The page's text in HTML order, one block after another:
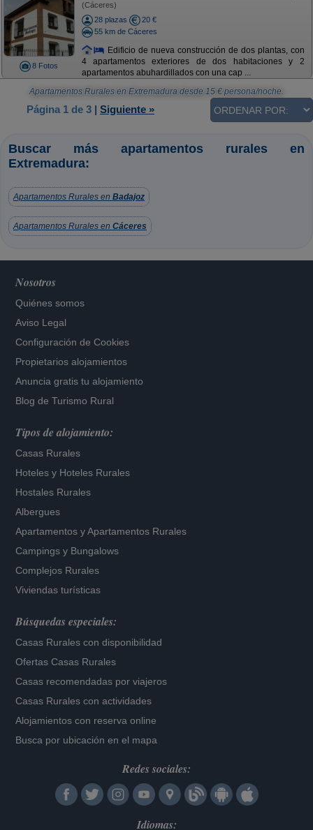
8 Fotos
(Cáceres)
28 plazas
20 €
55 km de Cáceres
Edificio de nueva construcción de dos plantas, con
4 apartamentos exteriores de dos habitaciones y 2
apartamentos abuhardillados con una cap ...
Apartamentos Rurales en Extremadura desde 15 € persona/noche.
Página 1 de 3 | Siguiente »
Buscar más apartamentos rurales en
Extremadura:
Apartamentos Rurales en Badajoz
Apartamentos Rurales en Cáceres
Nosotros
Quiénes somos
Aviso Legal
Configuración de Cookies
Propietarios alojamientos
Anuncia gratis tu alojamiento
Blog de Turismo Rural
Tipos de alojamiento:
Casas Rurales
Hoteles y Hoteles Rurales
Hostales Rurales
Albergues
Apartamentos yApartamentos Rurales
Campings y Bungalows
Complejos Rurales
Viviendas turísticas
Búsquedas especiales:
Casas Rurales con disponibilidad
Ofertas Casas Rurales
Casas recomendadas por viajeros
Casas Rurales con actividades
Alojamientos con reserva online
Busca por ubicación en el mapa
Redes sociales:
Idiomas: